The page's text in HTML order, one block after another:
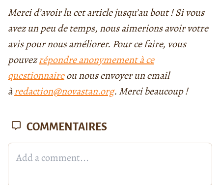
Merci d’avoir lu cet article jusqu’au bout ! Si vous
avez un peu de temps, nous aimerions avoir votre
avis pour nous améliorer. Pour ce faire, vous
pouvezrépondre anonymement à ce
questionnaireou nous envoyer un email
àredaction@novastan.org. Merci beaucoup !
COMMENTAIRES